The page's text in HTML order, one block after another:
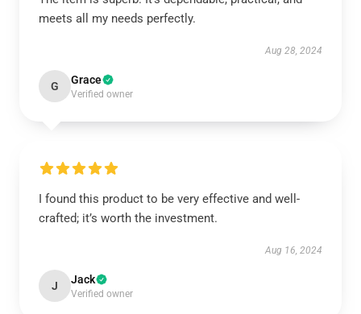
meets all my needs perfectly.
Aug 28, 2024
G Grace
Verified owner
I found this product to be very effective and well-
crafted; it’s worth the investment.
Aug 16, 2024
J Jack
Verified owner